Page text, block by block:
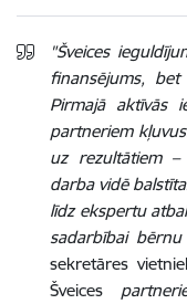
"Šveices
finansējums,
Pirmajā aktīvās
partneriem
uz rezultātiem
darba vidē
līdz ekspertu
sadarbībai
sekretāres
Šveices